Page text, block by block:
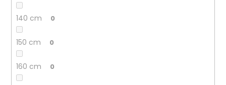
140 cm 0
150 cm 0
160 cm 0